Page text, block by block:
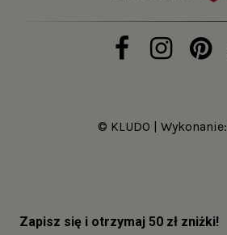
© KLUDO | Wykonanie: